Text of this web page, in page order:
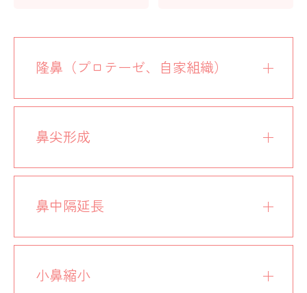
隆鼻（プロテーゼ、自家組織）
鼻尖形成
鼻中隔延長
小鼻縮小